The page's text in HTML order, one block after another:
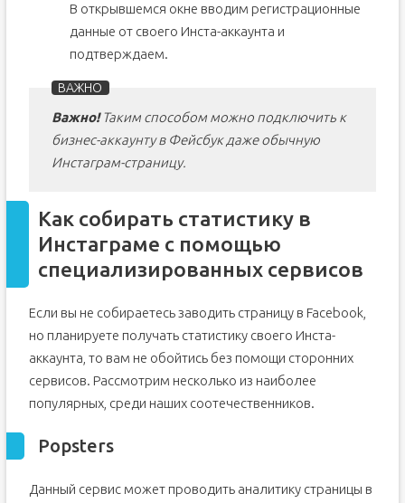
В открывшемся окне вводим регистрационные
данные от своего Инста-аккаунта и
подтверждаем.
Важно!Таким способом можно подключить к
бизнес-аккаунту в Фейсбук даже обычную
Инстаграм-страницу.
Как собирать статистику в
Инстаграме с помощью
специализированных сервисов
Если вы не собираетесь заводить страницу в Facebook,
но планируете получать статистику своего Инста-
аккаунта, то вам не обойтись без помощи сторонних
сервисов. Рассмотрим несколько из наиболее
популярных, среди наших соотечественников.
Popsters
Данный сервис может проводить аналитику страницы в